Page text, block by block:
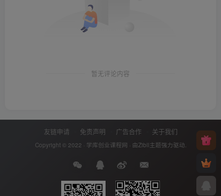
暂无评论内容
友链申请 免责声明 广告合作 关于我们
Copyright © 2022 · 学库创业课程网 · 由Zibll主题强力驱动.